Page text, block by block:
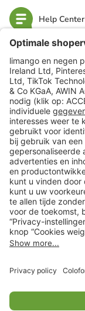
Help Center
limango
Veilig winkelen
Klantenservice
Shop
Acties